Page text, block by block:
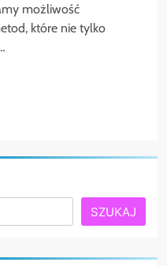
możliwość
które nie tylko
SZUKAJ